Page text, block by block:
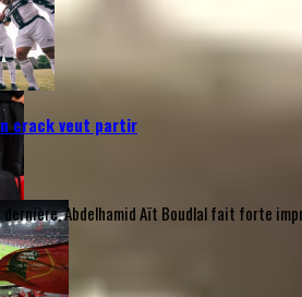
crack veut partir
dernière, Abdelhamid Aït Boudlal fait forte